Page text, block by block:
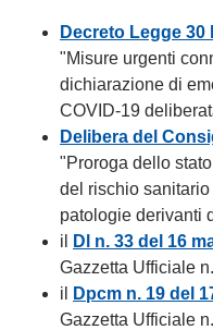
Decreto Legge 30
"Misure urgenti
dichiarazione di
COVID-19
Delibera del
"Proroga dello
del rischio
patologie derivanti
il
Dl n. 33 del 16
Gazzetta Ufficiale
il
Dpcm n. 19 del
Gazzetta Ufficiale